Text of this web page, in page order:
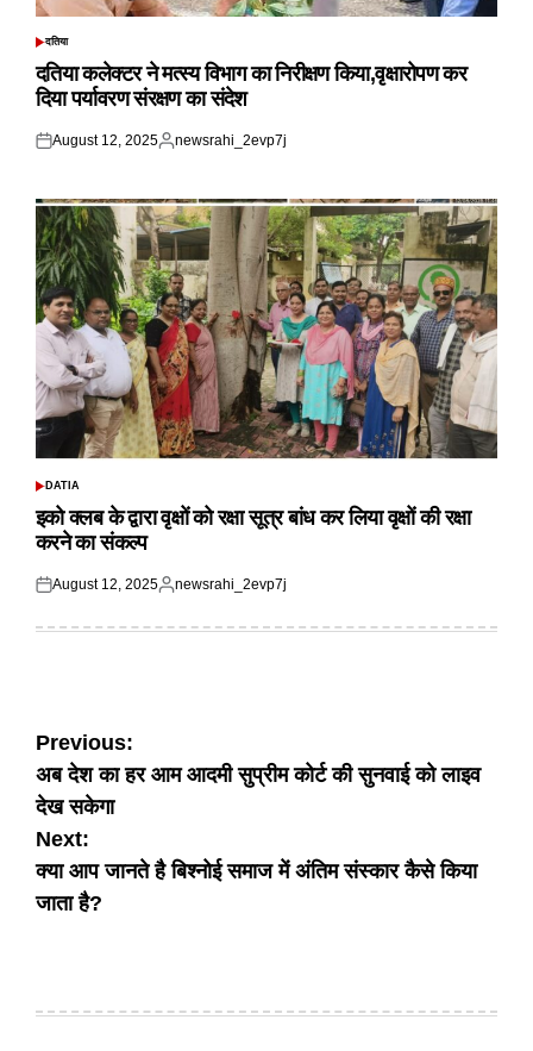
POSTED
दतिया
दतिया कलेक्टर ने मत्स्य विभाग का निरीक्षण किया,वृक्षारोपण कर
दिया पर्यावरण संरक्षण का संदेश
Posted
August 12, 2025
Posted
newsrahi_2evp7j
POSTED
DATIA
इको क्लब के द्वारा वृक्षों को रक्षा सूत्र बांध कर लिया वृक्षों की रक्षा
करने का संकल्प
Posted
August 12, 2025
Posted
newsrahi_2evp7j
Post
navigation
Previous:
अब देश का हर आम आदमी सुप्रीम कोर्ट की सुनवाई को लाइव
देख सकेगा
Next:
क्या आप जानते है बिश्नोई समाज में अंतिम संस्कार कैसे किया
जाता है?